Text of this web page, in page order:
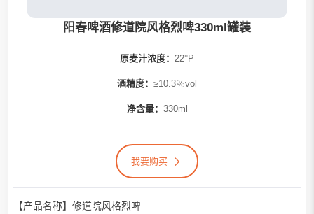
阳春啤酒修道院风格烈啤330ml罐装
原麦汁浓度： 22°P
酒精度： ≥10.3％vol
净含量： 330ml
我要购买
【产品名称】修道院风格烈啤